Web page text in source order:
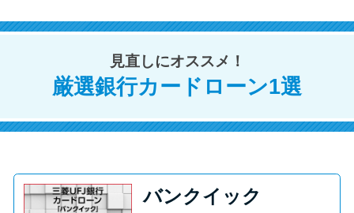
見直しにオススメ！
厳選銀行カードローン1選
バンクイック